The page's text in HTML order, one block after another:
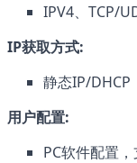
IPV4、TCP/
IP获取方式:
静态IP/DHCP
用户配置:
PC软件配置